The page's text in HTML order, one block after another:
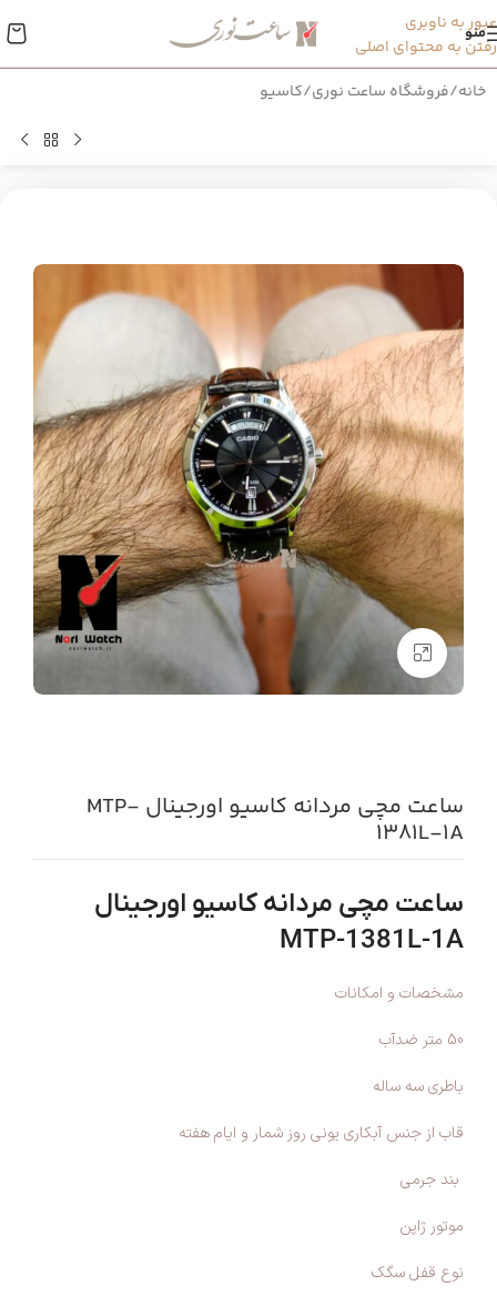
عبور به ناوبری
رفتن به محتوای اصلی
منو
خانه/فروشگاه ساعت نوری/کاسیو
بزرگنمایی تصویر
ساعت مچی مردانه کاسیو اورجینال MTP-
1381L-1A
ساعت مچی مردانه کاسیو اورجینال
MTP-1381L-1A
مشخصات و امكانات
50 متر ضدآب
باطرى سه ساله
قاب از جنس آبكارى يونى روز شمار و ايام هفته
بند جرمى
موتور ژاپن
نوع قفل سگک